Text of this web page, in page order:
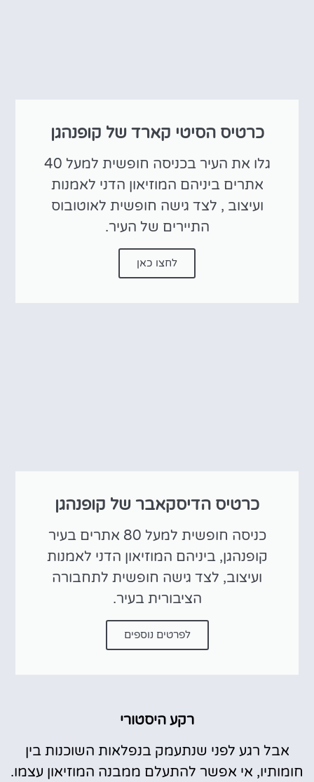
כרטיס הסיטי קארד של קופנהגן
גלו את העיר בכניסה חופשית למעל 40
אתרים ביניהם המוזיאון הדני לאמנות
ועיצוב , לצד גישה חופשית לאוטובוס
התיירים של העיר.
לחצו כאן
כרטיס הדיסקאבר של קופנהגן
כניסה חופשית למעל 80 אתרים בעיר
קופנהגן, ביניהם המוזיאון הדני לאמנות
ועיצוב, לצד גישה חופשית לתחבורה
הציבורית בעיר.
לפרטים נוספים
רקע היסטורי
אבל רגע לפני שנתעמק בנפלאות השוכנות בין
חומותיו, אי אפשר להתעלם ממבנה המוזיאון עצמו.